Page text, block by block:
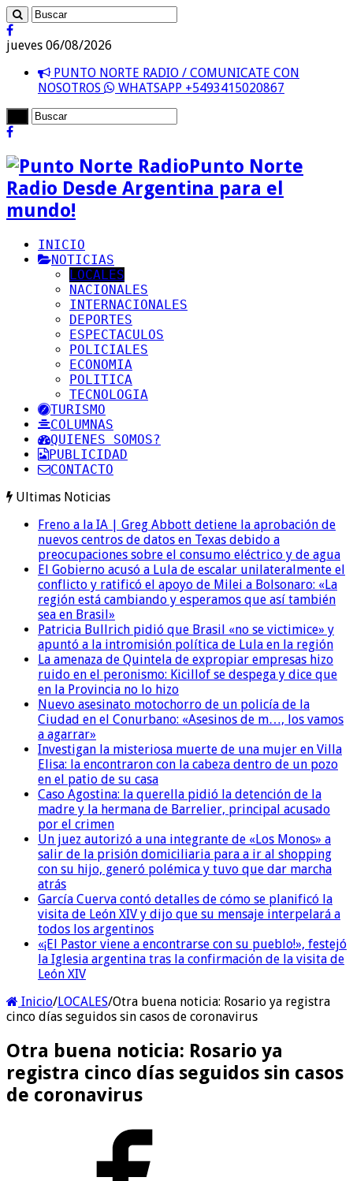
jueves 06/08/2026
PUNTO NORTE RADIO / COMUNICATE CON
NOSOTROS
WHATSAPP +5493415020867
Punto Norte
Radio Desde Argentina para el
mundo!
INICIO
NOTICIAS
LOCALES
NACIONALES
INTERNACIONALES
DEPORTES
ESPECTACULOS
POLICIALES
ECONOMIA
POLITICA
TECNOLOGIA
TURISMO
COLUMNAS
QUIENES SOMOS?
PUBLICIDAD
CONTACTO
Ultimas Noticias
Freno a la IA | Greg Abbott detiene la aprobación de
nuevos centros de datos en Texas debido a
preocupaciones sobre el consumo eléctrico y de agua
El Gobierno acusó a Lula de escalar unilateralmente el
conflicto y ratificó el apoyo de Milei a Bolsonaro: «La
región está cambiando y esperamos que así también
sea en Brasil»
Patricia Bullrich pidió que Brasil «no se victimice» y
apuntó a la intromisión política de Lula en la región
La amenaza de Quintela de expropiar empresas hizo
ruido en el peronismo: Kicillof se despega y dice que
en la Provincia no lo hizo
Nuevo asesinato motochorro de un policía de la
Ciudad en el Conurbano: «Asesinos de m…, los vamos
a agarrar»
Investigan la misteriosa muerte de una mujer en Villa
Elisa: la encontraron con la cabeza dentro de un pozo
en el patio de su casa
Caso Agostina: la querella pidió la detención de la
madre y la hermana de Barrelier, principal acusado
por el crimen
Un juez autorizó a una integrante de «Los Monos» a
salir de la prisión domiciliaria para a ir al shopping
con su hijo, generó polémica y tuvo que dar marcha
atrás
García Cuerva contó detalles de cómo se planificó la
visita de León XIV y dijo que su mensaje interpelará a
todos los argentinos
«¡El Pastor viene a encontrarse con su pueblo!», festejó
la Iglesia argentina tras la confirmación de la visita de
León XIV
Inicio/LOCALES/Otra buena noticia: Rosario ya registra
cinco días seguidos sin casos de coronavirus
Otra buena noticia: Rosario ya
registra cinco días seguidos sin casos
de coronavirus